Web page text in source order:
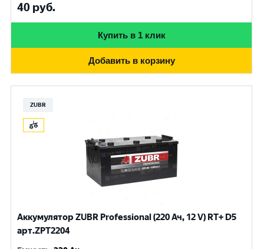
40 руб.
Купить в 1 клик
Добавить в корзину
ZUBR
Аккумулятор ZUBR Professional (220 Ач, 12 V) RT+ D5
арт.ZPT2204